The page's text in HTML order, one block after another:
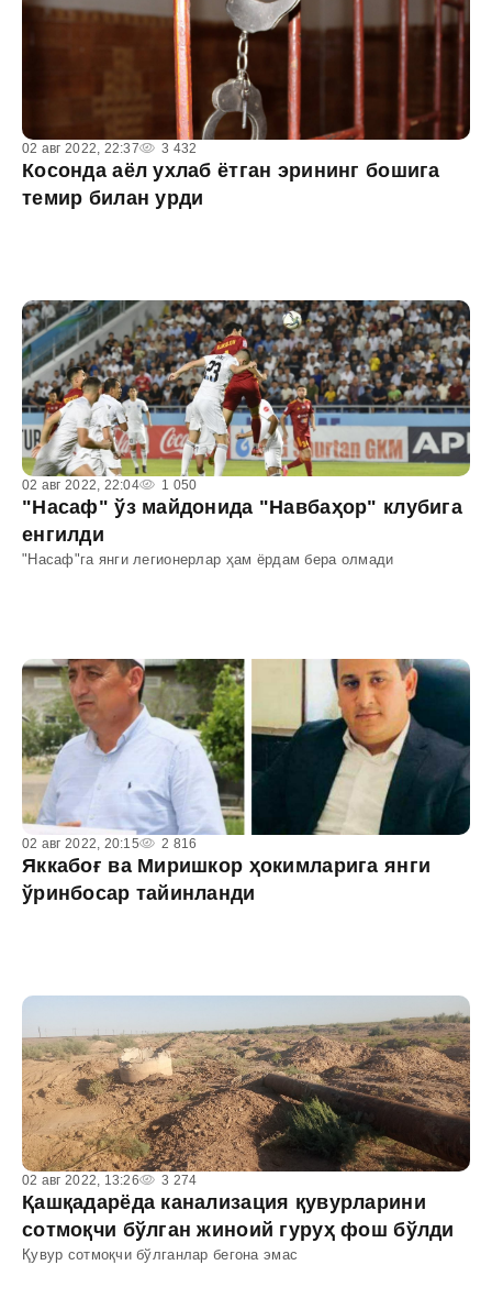
02 авг 2022, 22:37 3 432
Косонда аёл ухлаб ётган эрининг бошига
темир билан урди
02 авг 2022, 22:04 1 050
"Насаф" ўз майдонида "Навбаҳор" клубига
енгилди
"Насаф"га янги легионерлар ҳам ёрдам бера олмади
02 авг 2022, 20:15 2 816
Яккабоғ ва Миришкор ҳокимларига янги
ўринбосар тайинланди
02 авг 2022, 13:26 3 274
Қашқадарёда канализация қувурларини
сотмоқчи бўлган жиноий гуруҳ фош бўлди
Қувур сотмоқчи бўлганлар бегона эмас